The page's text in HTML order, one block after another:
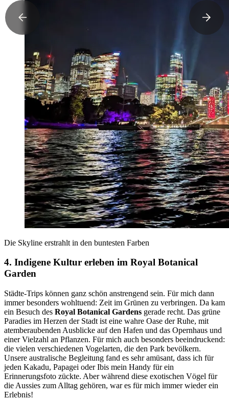
Die Skyline erstrahlt in den buntesten Farben
4. Indigene Kultur erleben im Royal Botanical
Garden
Städte-Trips können ganz schön anstrengend sein. Für mich dann
immer besonders wohltuend: Zeit im Grünen zu verbringen. Da kam
ein Besuch des Royal Botanical Gardens gerade recht. Das grüne
Paradies im Herzen der Stadt ist eine wahre Oase der Ruhe, mit
atemberaubenden Ausblicke auf den Hafen und das Opernhaus und
einer Vielzahl an Pflanzen. Für mich auch besonders beeindruckend:
die vielen verschiedenen Vogelarten, die den Park bevölkern.
Unsere australische Begleitung fand es sehr amüsant, dass ich für
jeden Kakadu, Papagei oder Ibis mein Handy für ein
Erinnerungsfoto zückte. Aber während diese exotischen Vögel für
die Aussies zum Alltag gehören, war es für mich immer wieder ein
Erlebnis!